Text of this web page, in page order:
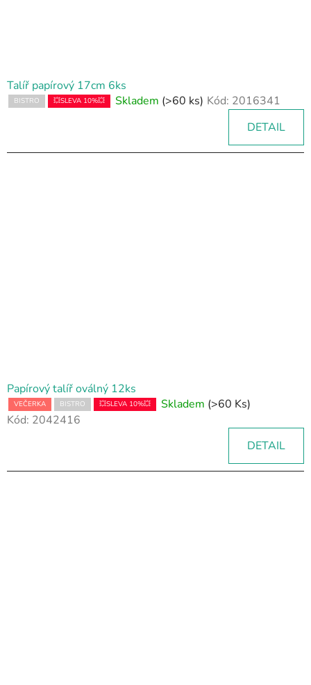
Talíř papírový 17cm 6ks
BISTRO 💥SLEVA 10%💥 Skladem (>60 ks) Kód: 2016341
DETAIL
Papírový talíř oválný 12ks
VEČERKA BISTRO 💥SLEVA 10%💥 Skladem (>60 Ks)
Kód: 2042416
DETAIL